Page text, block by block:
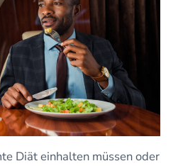
Diät einhalten müssen oder